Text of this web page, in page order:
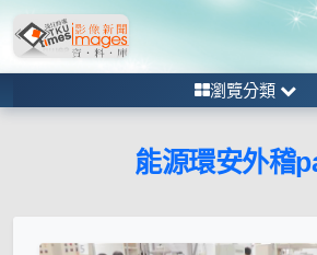
瀏覽分類
能源環安外稽